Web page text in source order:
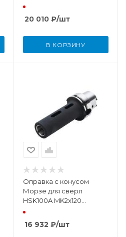
DIN69893
20 010 ₽/шт
В КОРЗИНУ
Оправка с конусом
Морзе для сверл
HSK100A MK2х120
DIN69893
16 932 ₽/шт